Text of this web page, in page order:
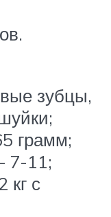
зубцы,
грамм;
7-11;
кг с